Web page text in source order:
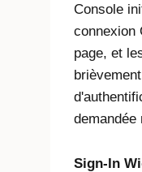
Console
connexion
page, et
demandée
Sign-In